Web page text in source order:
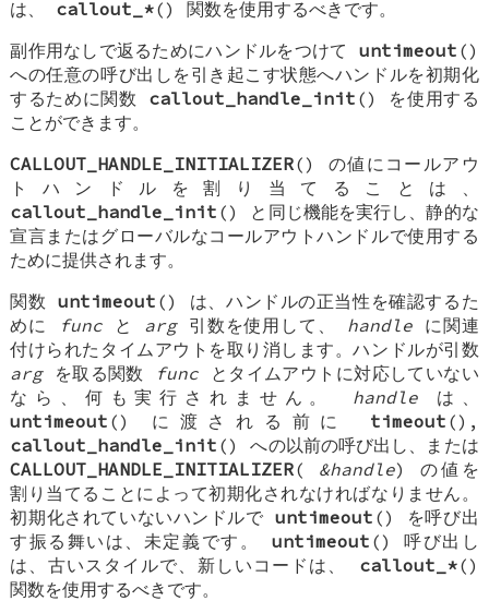
は、 callout_*() 関数を使用するべきです。
副作用なしで返るためにハンドルをつけて untimeout ()
への任意の呼び出しを引き起こす状態へハンドルを初期化
するために関数 callout_handle_init () を使用する
ことができます。
CALLOUT_HANDLE_INITIALIZER() の値にコールアウ
トハンドルを割り当てることは、
callout_handle_init () と同じ機能を実行し、静的な
宣言またはグローバルなコールアウトハンドルで使用する
ために提供されます。
関数untimeout () は、ハンドルの正当性を確認するた
めに
funcと arg引数を使用して、 handle に関連
付けられたタイムアウトを取り消します。ハンドルが引数
argを取る関数 func とタイムアウトに対応していない
なら、何も実行されません。 handle は、
untimeout () に渡される前に timeout (),
callout_handle_init () への以前の呼び出し、または
CALLOUT_HANDLE_INITIALIZER( &handle) の値を
割り当てることによって初期化されなければなりません。
初期化されていないハンドルでuntimeout () を呼び出
す振る舞いは、未定義です。 untimeout () 呼び出し
は、古いスタイルで、新しいコードは、 callout_*()
関数を使用するべきです。